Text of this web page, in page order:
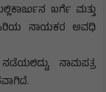
ಖರ್ಗೆ ಮತ್ತು
ನಾಯಕರ ಅವಧಿ
ನಾಮಪತ್ರ